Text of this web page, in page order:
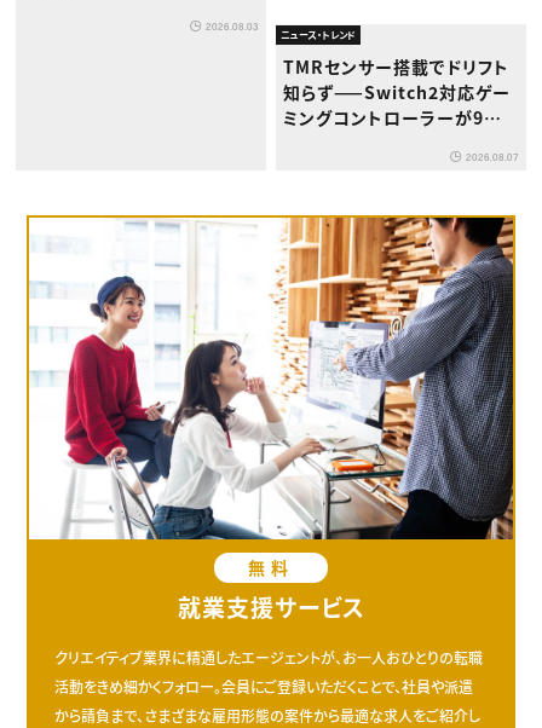
2026.08.03
ニュース・トレンド
TMRセンサー搭載でドリフト
知らず——Switch2対応ゲー
ミングコントローラーが9月
2026.08.07
無料
就業支援サービス
クリエイティブ業界に精通したエージェントが、お一人おひとりの転職
活動をきめ細かくフォロー。会員にご登録いただくことで、社員や派遣
から請負まで、さまざまな雇用形態の案件から最適な求人をご紹介し